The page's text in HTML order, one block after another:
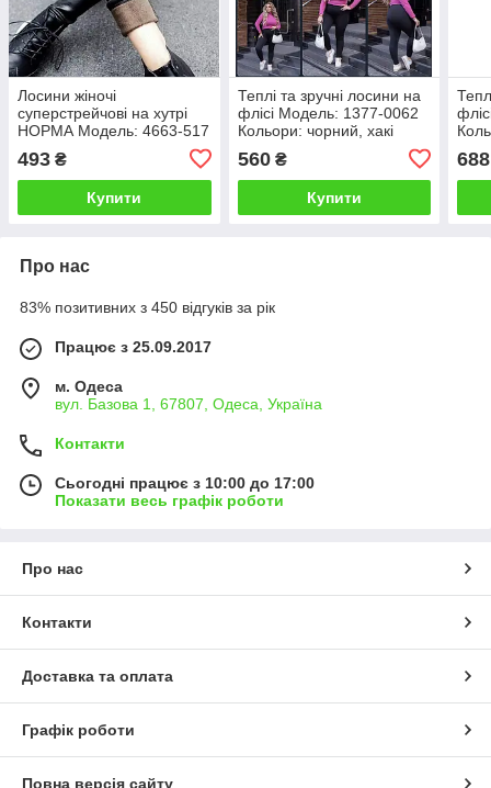
Лосини жіночі
суперстрейчові на хутрі
НОРМА Модель: 4663-517
екошкіра)
493 ₴
Купити
Теплі та зручні лосини на
флісі Модель: 1377-0062
Кольори: чорний, хакі
560₴
Купити
688
Про нас
83% позитивних з 450 відгуків за рік
Працює з 25.09.2017
м. Одеса
вул. Базова 1, 67807, Одеса, Україна
Контакти
Сьогодні працює з 10:00 до 17:00
Показати весь графік роботи
Про нас
Контакти
Доставка та оплата
Графік роботи
Повна версія сайту